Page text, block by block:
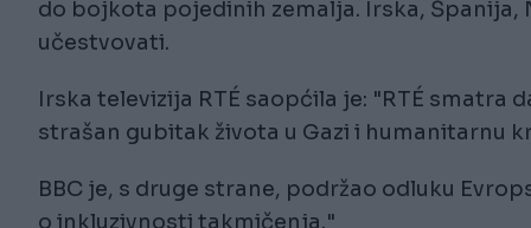
do bojkota pojedinih zemalja. Irska, Španija,
učestvovati.
Irska televizija RTÉ saopćila je: "RTÉ smatra
strašan gubitak života u Gazi i humanitarnu
BBC je, s druge strane, podržao odluku
o inkluzivnosti takmičenja."